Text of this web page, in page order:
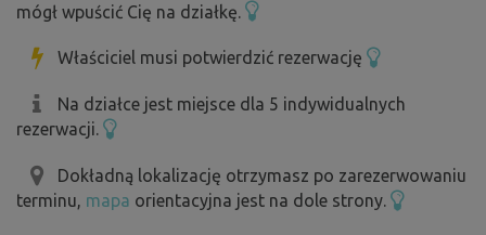
mógł wpuścić Cię na działkę.
Właściciel musi potwierdzić rezerwację
Na działce jest miejsce dla 5 indywidualnych
rezerwacji.
Dokładną lokalizację otrzymasz po zarezerwowaniu
terminu, mapa orientacyjna jest na dole strony.